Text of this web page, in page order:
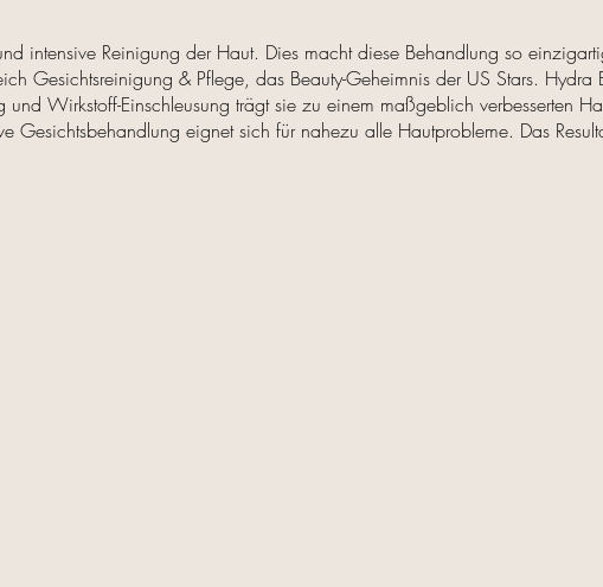
intensive Reinigung der Haut. Dies macht diese Behandlung so
Gesichtsreinigung & Pflege, das Beauty-Geheimnis der US Stars. Hydra
Wirkstoff-Einschleusung trägt sie zu einem maßgeblich verbesserten
Gesichtsbehandlung eignet sich für nahezu alle Hautprobleme. Das